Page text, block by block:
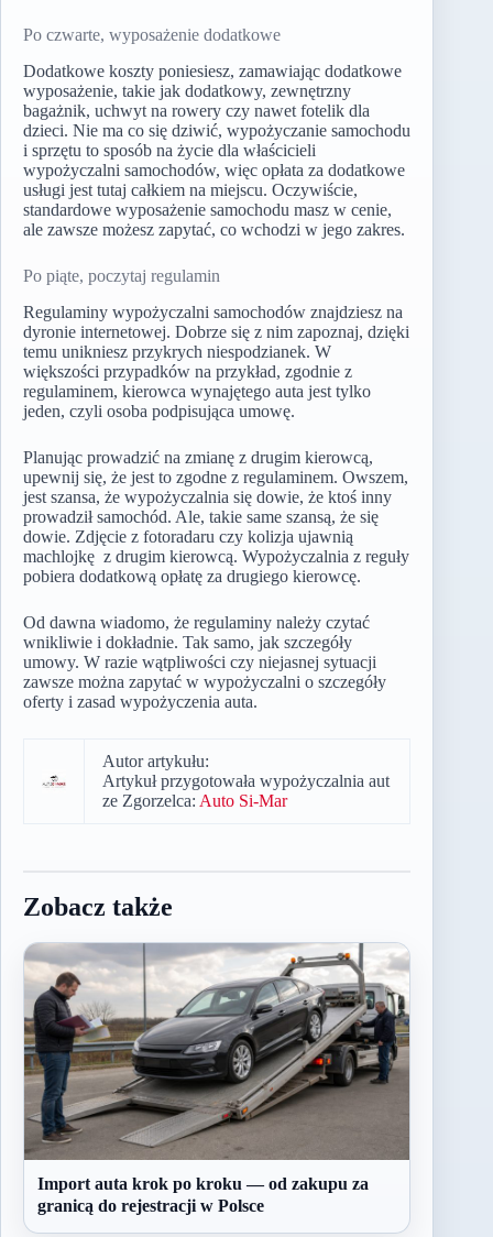
Po czwarte, wyposażenie dodatkowe
Dodatkowe koszty poniesiesz, zamawiając dodatkowe
wyposażenie, takie jak dodatkowy, zewnętrzny
bagażnik, uchwyt na rowery czy nawet fotelik dla
dzieci. Nie ma co się dziwić, wypożyczanie samochodu
i sprzętu to sposób na życie dla właścicieli
wypożyczalni samochodów, więc opłata za dodatkowe
usługi jest tutaj całkiem na miejscu. Oczywiście,
standardowe wyposażenie samochodu masz w cenie,
ale zawsze możesz zapytać, co wchodzi w jego zakres.
Po piąte, poczytaj regulamin
Regulaminy wypożyczalni samochodów znajdziesz na
dyronie internetowej. Dobrze się z nim zapoznaj, dzięki
temu unikniesz przykrych niespodzianek. W
większości przypadków na przykład, zgodnie z
regulaminem, kierowca wynajętego auta jest tylko
jeden, czyli osoba podpisująca umowę.
Planując prowadzić na zmianę z drugim kierowcą,
upewnij się, że jest to zgodne z regulaminem. Owszem,
jest szansa, że wypożyczalnia się dowie, że ktoś inny
prowadził samochód. Ale, takie same szansą, że się
dowie. Zdjęcie z fotoradaru czy kolizja ujawnią
machlojkę z drugim kierowcą. Wypożyczalnia z reguły
pobiera dodatkową opłatę za drugiego kierowcę.
Od dawna wiadomo, że regulaminy należy czytać
wnikliwie i dokładnie. Tak samo, jak szczegóły
umowy. W razie wątpliwości czy niejasnej sytuacji
zawsze można zapytać w wypożyczalni o szczegóły
oferty i zasad wypożyczenia auta.
Autor artykułu:
Artykuł przygotowała wypożyczalnia aut
ze Zgorzelca: Auto Si-Mar
Zobacz także
Import auta krok po kroku — od zakupu za
granicą do rejestracji w Polsce